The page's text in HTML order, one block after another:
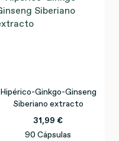
Hipérico-Ginkgo-Ginseng
Siberiano extracto
31,99 €
90 Cápsulas